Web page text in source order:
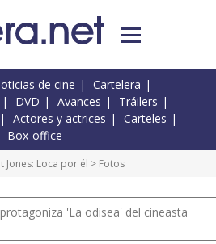
de cine
Cartelera
DVD Avances
Tráilers
Actores y actrices
Carteles
Box-office
Jones: Loca por él > Fotos
'La odisea' del cineasta